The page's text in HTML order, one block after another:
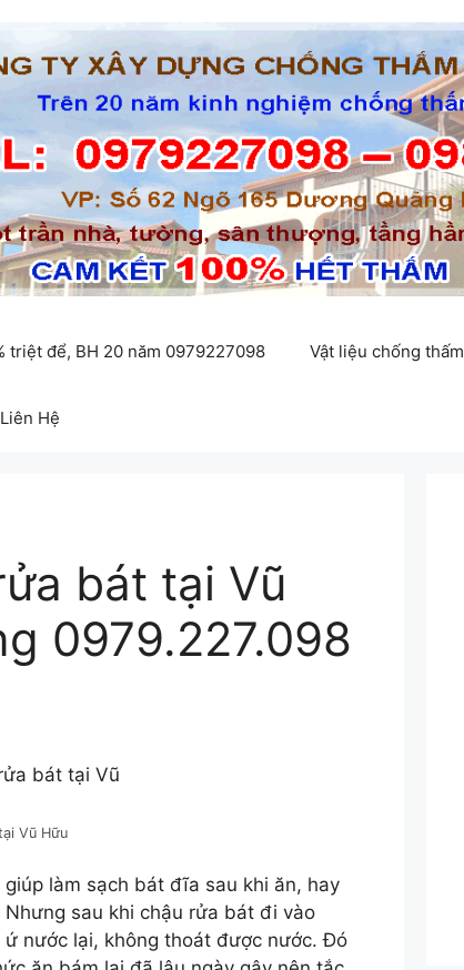
triệt để, BH 20 năm 0979227098 Vật liệu chống thấm
Liên Hệ
bát tại Vũ
0979.227.098
Vũ Hữu
làm sạch bát đĩa sau khi ăn, hay
sau khi chậu rửa bát đi vào
nước lại, không thoát được nước. Đó